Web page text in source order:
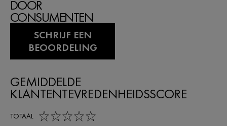
DOOR
CONSUMENTEN
SCHRIJF EEN
BEOORDELING
GEMIDDELDE
KLANTENTEVREDENHEIDSSCORE
TOTAAL
0,0 out of 5 stars